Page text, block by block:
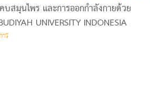
สมุนไพร และการออกกำลังกายด้วย
UNIVERSITY INDONESIA
ร